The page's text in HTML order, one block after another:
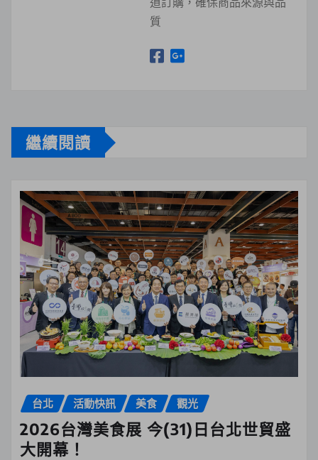
質
繼續閱讀
台北 活動快訊 美食 觀光
2026台灣美食展 今(31)日台北世貿盛
大開幕！